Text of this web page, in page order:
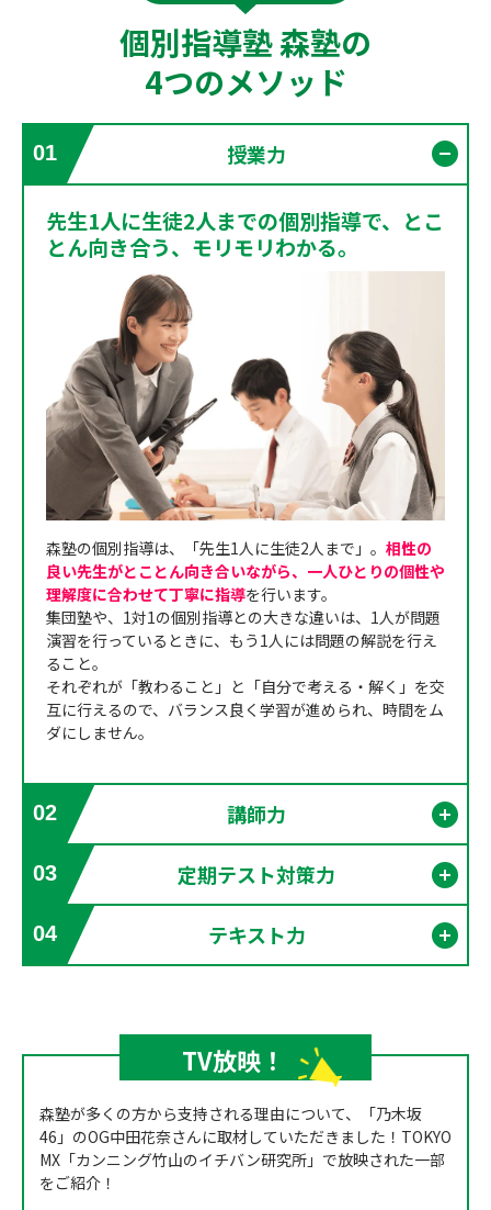
個別指導塾 森塾の
4つのメソッド
01 授業力
先生1人に生徒2人までの個別指導で、とこ
とん向き合う、モリモリわかる。
森塾の個別指導は、「先生1人に生徒2人まで」。 相性の
良い先生がとことん向き合いながら、一人ひとりの個性や
理解度に合わせて丁寧に指導を行います。
集団塾や、1対1の個別指導との大きな違いは、1人が問題
演習を行っているときに、もう1人には問題の解説を行え
ること。
それぞれが「教わること」と「自分で考える・解く」を交
互に行えるので、バランス良く学習が進められ、時間をム
ダにしません。
02 講師力
03 定期テスト対策力
04 テキスト力
TV放映！
森塾が多くの方から支持される理由について、「乃木坂
46」のOG中田花奈さんに取材していただきました！TOKYO
MX「カンニング竹山のイチバン研究所」で放映された一部
をご紹介！